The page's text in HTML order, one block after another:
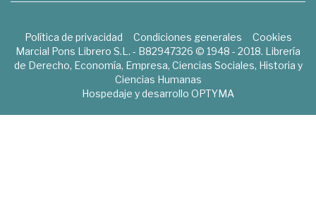
Política de privacidad Condiciones generales
Cookies
Marcial Pons Librero S.L. - B82947326 © 1948 - 2018. Librería
de Derecho, Economía, Empresa, Ciencias Sociales, Historia y
Ciencias Humanas
Hospedaje y desarrollo OPTYMA